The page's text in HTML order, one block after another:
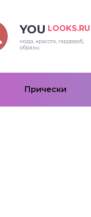
YOU LOOKS.RU
мода, красота, гардероб,
образы.
Прически